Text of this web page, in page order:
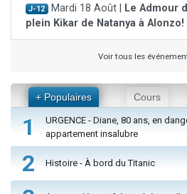
J-12 Mardi 18 Août |
Le Admour
plein Kikar de Natanya à Alonzo!
Voir tous les
+ Populaires Cours
1
URGENCE - Diane, 80 ans, en
appartement insalubre
2 Histoire - À bord du Titanic